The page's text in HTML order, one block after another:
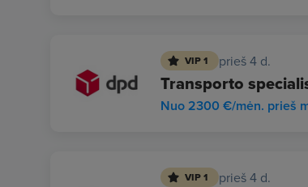
VIP 1 prieš 4 d.
Transporto
Nuo 2300 €/mėn. prieš
VIP 1 prieš 4 d.